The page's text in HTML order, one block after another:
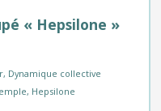
« Hepsilone »
, Dynamique collective
, Hepsilone